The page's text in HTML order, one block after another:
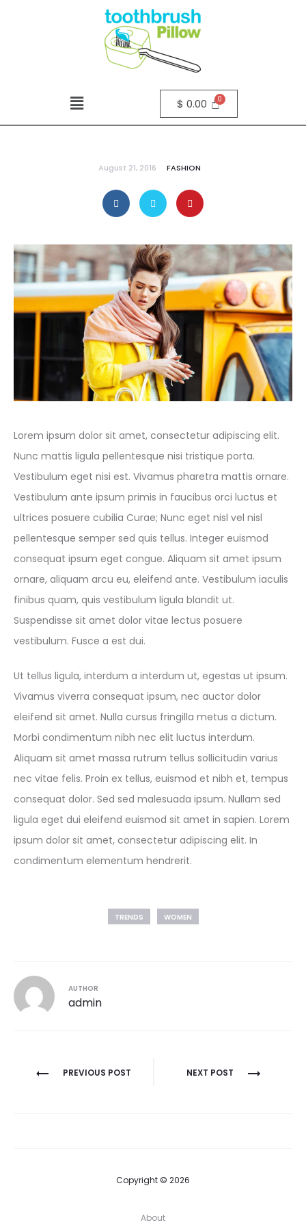
$ 0.00
August 21, 2016 FASHION
Lorem ipsum dolor sit amet, consectetur adipiscing elit.
Nunc mattis ligula pellentesque nisi tristique porta.
Vestibulum eget nisi est. Vivamus pharetra mattis ornare.
Vestibulum ante ipsum primis in faucibus orci luctus et
ultrices posuere cubilia Curae; Nunc eget nisl vel nisl
pellentesque semper sed quis tellus. Integer euismod
consequat ipsum eget congue. Aliquam sit amet ipsum
ornare, aliquam arcu eu, eleifend ante. Vestibulum iaculis
finibus quam, quis vestibulum ligula blandit ut.
Suspendisse sit amet dolor vitae lectus posuere
vestibulum. Fusce a est dui.
Ut tellus ligula, interdum a interdum ut, egestas ut ipsum.
Vivamus viverra consequat ipsum, nec auctor dolor
eleifend sit amet. Nulla cursus fringilla metus a dictum.
Morbi condimentum nibh nec elit luctus interdum.
Aliquam sit amet massa rutrum tellus sollicitudin varius
nec vitae felis. Proin ex tellus, euismod et nibh et, tempus
consequat dolor. Sed sed malesuada ipsum. Nullam sed
ligula eget dui eleifend euismod sit amet in sapien. Lorem
ipsum dolor sit amet, consectetur adipiscing elit. In
condimentum elementum hendrerit.
TRENDS WOMEN
AUTHOR
admin
PREVIOUS POST NEXT POST
Copyright © 2026
About